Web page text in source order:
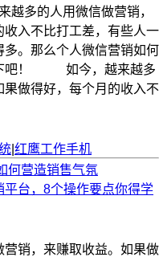
越多的人用微信做营销，
入不比打工差，有些人一
。那么个人微信营销如何
下吧！ 如今，越来越多
做得好，每个月的收入不
红鹰工作手机
何营造销售气氛
台，8个操作要点你得学
销，来赚取收益。如果做